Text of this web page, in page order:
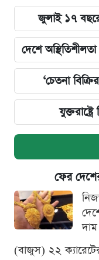
জুলাই ১৭
দেশে
‘চেতনা
ফের
(বাজুস) ২২